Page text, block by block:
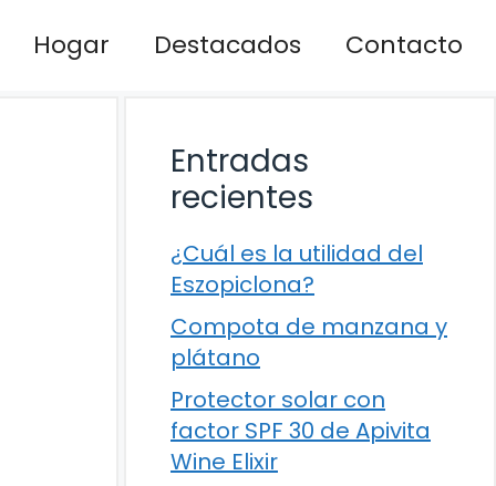
Hogar Destacados Contacto
Entradas
recientes
¿Cuál es la utilidad del
Eszopiclona?
Compota de manzana y
plátano
Protector solar con
factor SPF 30 de Apivita
Wine Elixir